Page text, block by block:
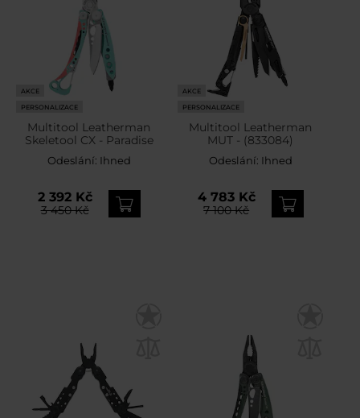
AKCE
PERSONALIZACE
Multitool Leatherman
Skeletool CX - Paradise
Odeslání: Ihned
2 392 Kč
3 450 Kč
AKCE
PERSONALIZACE
Multitool Leatherman
MUT - (833084)
Odeslání: Ihned
4 783 Kč
7 100 Kč